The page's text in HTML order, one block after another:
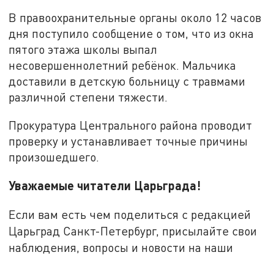
В правоохранительные органы около 12 часов
дня поступило сообщение о том, что из окна
пятого этажа школы выпал
несовершеннолетний ребёнок. Мальчика
доставили в детскую больницу с травмами
различной степени тяжести.
Прокуратура Центрального района проводит
проверку и устанавливает точные причины
произошедшего.
Уважаемые читатели Царьграда!
Если вам есть чем поделиться с редакцией
Царьград Санкт-Петербург, присылайте свои
наблюдения, вопросы и новости на наши